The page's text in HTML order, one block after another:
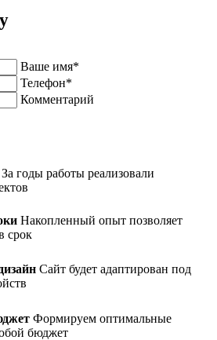
Ваше имя*
Телефон*
Комментарий
За годы работы реализовали
Накопленный опыт позволяет
срок
Сайт будет адаптирован под
Формируем оптимальные
бюджет